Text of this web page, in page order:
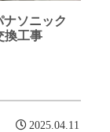
ソニック
換工事
2025.04.11